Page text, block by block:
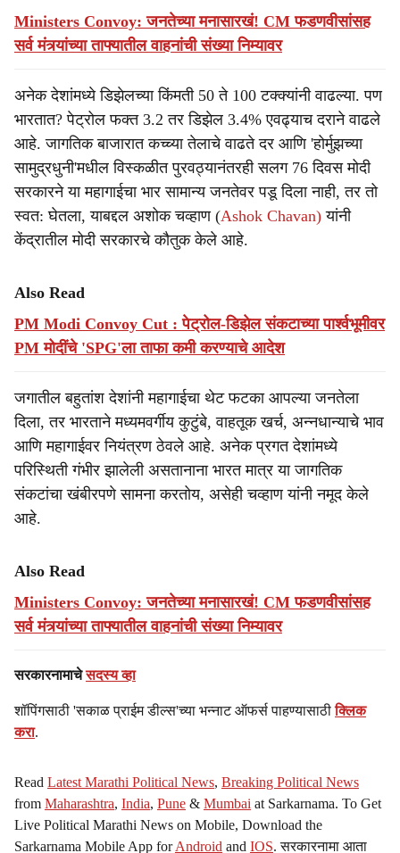
Ministers Convoy: जनतेच्या मनासारखं! CM फडणवीसांसह
सर्व मंत्र्यांच्या ताफ्यातील वाहनांची संख्या निम्यावर
अनेक देशांमध्ये डिझेलच्या किंमती 50 ते 100 टक्क्यांनी वाढल्या. पण
भारतात? पेट्रोल फक्त 3.2 तर डिझेल 3.4% एवढ्याच दराने वाढले
आहे. जागतिक बाजारात कच्च्या तेलाचे वाढते दर आणि 'होर्मुझच्या
सामुद्रधुनी'मधील विस्कळीत पुरवठ्यानंतरही सलग 76 दिवस मोदी
सरकारने या महागाईचा भार सामान्य जनतेवर पडू दिला नाही, तर तो
स्वत: घेतला, याबद्दल अशोक चव्हाण (Ashok Chavan) यांनी
केंद्रातील मोदी सरकारचे कौतुक केले आहे.
Also Read
PM Modi Convoy Cut : पेट्रोल-डिझेल संकटाच्या पार्श्वभूमीवर
PM मोदींचे 'SPG'ला ताफा कमी करण्याचे आदेश
जगातील बहुतांश देशांनी महागाईचा थेट फटका आपल्या जनतेला
दिला, तर भारताने मध्यमवर्गीय कुटुंबे, वाहतूक खर्च, अन्नधान्याचे भाव
आणि महागाईवर नियंत्रण ठेवले आहे. अनेक प्रगत देशांमध्ये
परिस्थिती गंभीर झालेली असतानाना भारत मात्र या जागतिक
संकटांचा खंबीरपणे सामना करतोय, असेही चव्हाण यांनी नमूद केले
आहे.
Also Read
Ministers Convoy: जनतेच्या मनासारखं! CM फडणवीसांसह
सर्व मंत्र्यांच्या ताफ्यातील वाहनांची संख्या निम्यावर
सरकारनामाचेसदस्य व्हा
शॉपिंगसाठी 'सकाळ प्राईम डील्स'च्या भन्नाट ऑफर्स पाहण्यासाठीक्लिक
करा.
Read Latest Marathi Political News, Breaking Political News
from Maharashtra, India, Pune & Mumbai at Sarkarnama. To Get
Live Political Marathi News on Mobile, Download the
Sarkarnama Mobile App forAndroid and IOS. सरकारनामा आता